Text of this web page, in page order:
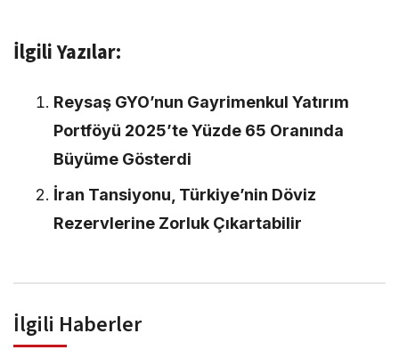
İlgili Yazılar:
Reysaş GYO’nun Gayrimenkul Yatırım
Portföyü 2025’te Yüzde 65 Oranında
Büyüme Gösterdi
İran Tansiyonu, Türkiye’nin Döviz
Rezervlerine Zorluk Çıkartabilir
İlgili Haberler